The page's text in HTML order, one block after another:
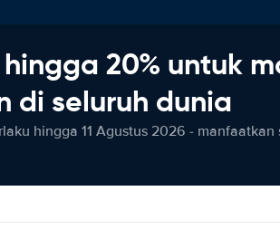
20% untuk
di seluruh dunia
hingga 11 Agustus 2026 - manfaatkan